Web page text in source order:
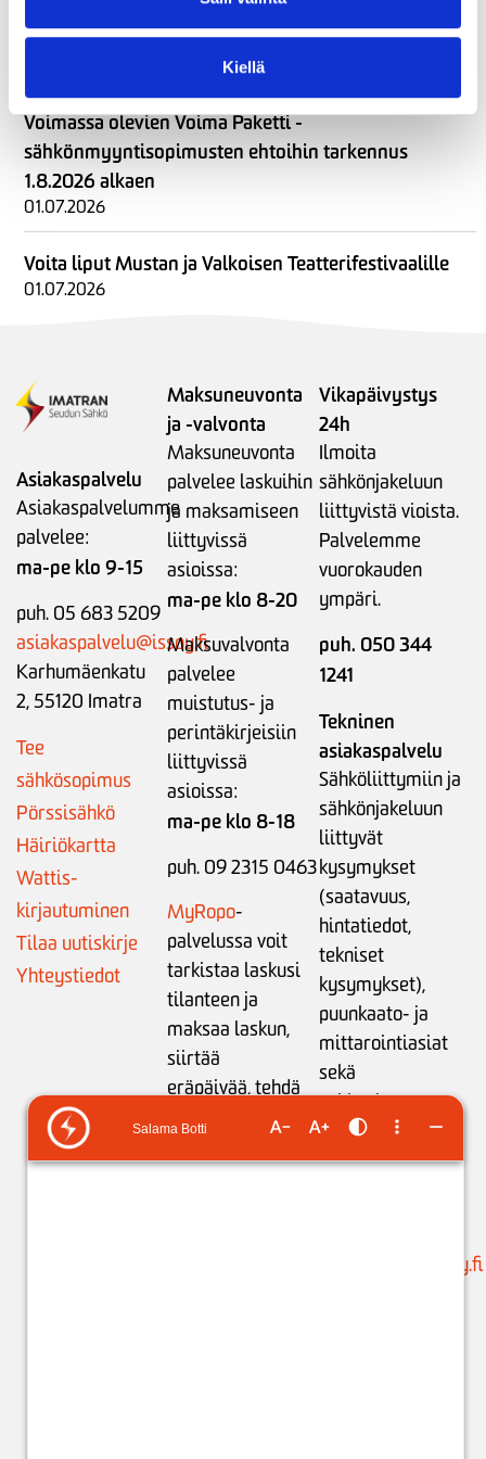
Kiellä
Uusin asiakaslehtemme on ilmestynyt –
kesälukemista SähköSanomista!
Voimassa olevien Voima Paketti -
sähkönmyyntisopimusten ehtoihin tarkennus
1.8.2026 alkaen
01.07.2026
Voita liput Mustan ja Valkoisen Teatterifestivaalille
01.07.2026
Asiakaspalvelu
Asiakaspalvelumme
palvelee:
ma-pe klo 9-15
puh. 05 683 5209
asiakaspalvelu@issoy.fi
Karhumäenkatu
2, 55120 Imatra
Tee
sähkösopimus
Pörssisähkö
Häiriökartta
Wattis-
kirjautuminen
Tilaa uutiskirje
Yhteystiedot
Maksuneuvonta
ja -valvonta
Maksuneuvonta
palvelee laskuihin
ja maksamiseen
liittyvissä
asioissa:
ma-pe klo 8-20
Maksuvalvonta
palvelee
muistutus- ja
perintäkirjeisiin
liittyvissä
asioissa:
ma-pe klo 8-18
puh. 09 2315 0463
MyRopo-
palvelussa voit
tarkistaa laskusi
tilanteen ja
maksaa laskun,
siirtää
eräpäivää,tehdä
maksusuunnitelman
Vikapäivystys
24h
Ilmoita
sähkönjakeluun
liittyvistä vioista.
Palvelemme
vuorokauden
ympäri.
puh. 050 344
1241
Tekninen
asiakaspalvelu
Sähköliittymiin ja
sähkönjakeluun
liittyvät
kysymykset
(saatavuus,
hintatiedot,
tekniset
kysymykset),
puunkaato- ja
mittarointiasiat
sekä
sähkönkäytön
neuvonta:
ma-pe klo 9-15
suunnittelu@issoy.fi